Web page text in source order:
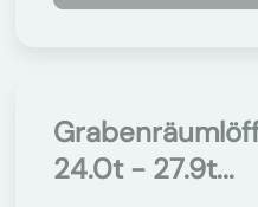
24.0t - 27.9t...